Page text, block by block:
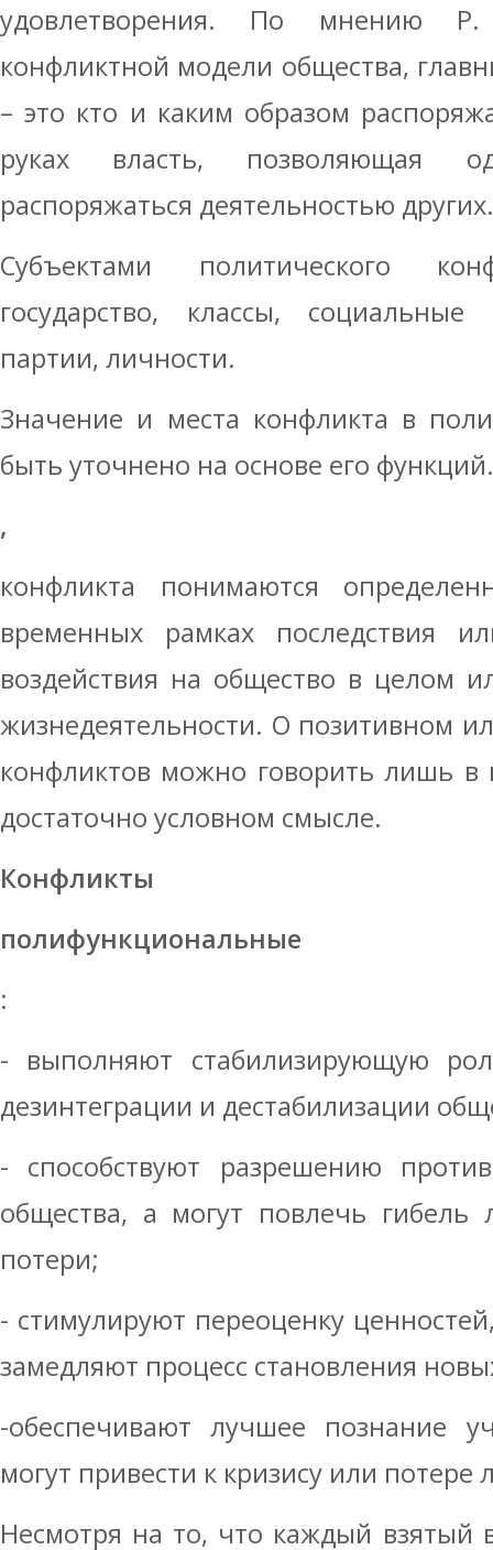
удовлетворения. По мнению Р.
конфликтной модели общества,
– это кто и каким образом
руках власть, позволяющая
распоряжаться деятельностью других.
Субъектами политического
государство, классы,
партии, личности.
Значение и места конфликта в
быть уточнено на основе его
,
конфликта понимаются
временных рамках последствия
воздействия на общество в целом
жизнедеятельности. О позитивном
конфликтов можно говорить лишь в
достаточно условном смысле.
Конфликты
полифункциональные
:
- выполняют стабилизирующую
дезинтеграции и дестабилизации
- способствуют разрешению
общества, а могут повлечь
потери;
- стимулируют переоценку
замедляют процесс становления
-обеспечивают лучшее познание
могут привести к кризису или потере
Несмотря на то, что каждый взятый